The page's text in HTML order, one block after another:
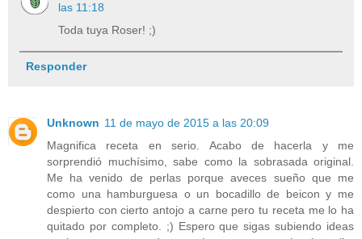
las 11:18
Toda tuya Roser! ;)
Responder
Unknown 11 de mayo de 2015 a las 20:09
Magnifica receta en serio. Acabo de hacerla y me
sorprendió muchísimo, sabe como la sobrasada original.
Me ha venido de perlas porque aveces sueño que me
como una hamburguesa o un bocadillo de beicon y me
despierto con cierto antojo a carne pero tu receta me lo ha
quitado por completo. ;) Espero que sigas subiendo ideas